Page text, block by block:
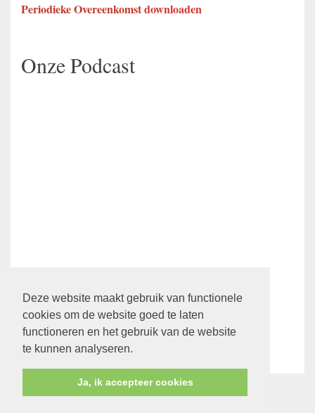
Deze website maakt gebruik van functionele
cookies om de website goed te laten
functioneren en het gebruik van de website
te kunnen analyseren.
Ja, ik accepteer cookies
Periodieke Overeenkomstdownloaden
Onze Podcast
Ledenpagina
Klik hier om direct naar de ledenpagina te gaan.